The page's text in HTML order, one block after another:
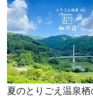
夏のとりごえ温泉栖